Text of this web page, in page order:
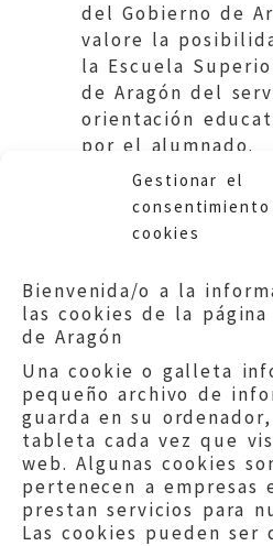
Gestionar el
cookies
Bienvenida/o a la
las cookies de la
de Aragón
Una cookie o galleta
pequeño archivo de
guarda en su
tableta cada vez que
web. Algunas cookies
pertenecen a empresas
prestan servicios para
Las cookies pueden ser
del Gobierno de
valore la
la Escuela
de Aragón del
orientación
por el alumnado.